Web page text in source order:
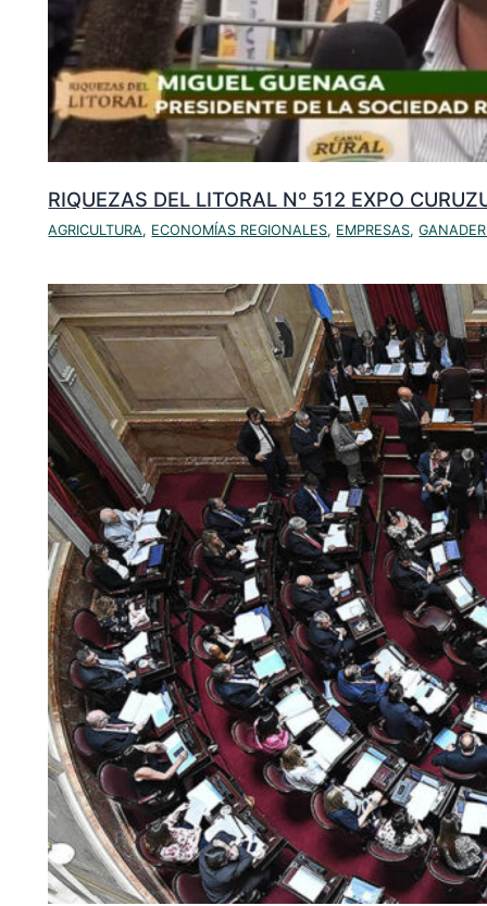
RIQUEZAS DEL LITORAL Nº 512 EXPO
AGRICULTURA, ECONOMÍAS REGIONALES, EMPRESAS,